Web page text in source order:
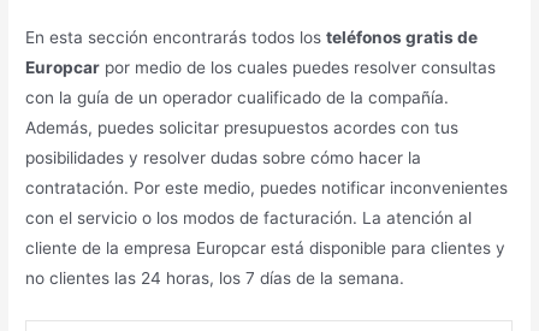
En esta sección encontrarás todos losteléfonos gratis de
Europcar por medio de los cuales puedes resolver consultas
con la guía de un operador cualificado de la compañía.
Además, puedes solicitar presupuestos acordes con tus
posibilidades y resolver dudas sobre cómo hacer la
contratación. Por este medio, puedes notificar inconvenientes
con el servicio o los modos de facturación. La atención al
cliente de la empresa Europcar está disponible para clientes y
no clientes las 24 horas, los 7 días de la semana.